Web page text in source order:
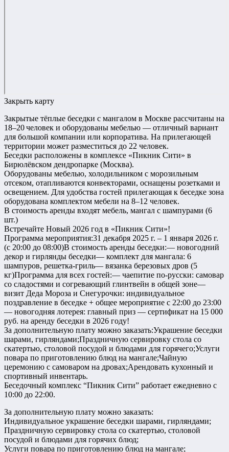
Закрыть карту
Закрытые тёплые беседки с мангалом в Москве рассчитаны на
18–20 человек и оборудованы мебелью — отличный вариант
для большой компании или корпоратива. На прилегающей
территории может разместиться до 22 человек.
Беседки расположены в комплексе «Пикник Сити» в
Бирюлёвском дендропарке (Москва).
Оборудованы мебелью, холодильником с морозильным
отсеком, отапливаются конвекторами, оснащены розетками и
освещением. Для удобства гостей прилегающая к беседке зона
оборудована комплектом мебели на 8–12 человек.
В стоимость аренды входят мебель, мангал с шампурами (6
шт.)
Встречайте Новый 2026 год в «Пикник Сити»!
Программа мероприятия:31 декабря 2025 г. – 1 января 2026 г.
(с 20:00 до 08:00)В стоимость аренды беседки:— новогодний
декор и гирлянды беседки— комплект для мангала: 6
шампуров, решетка-гриль— вязанка березовых дров (5
кг)Программа для всех гостей:— чаепитие по-русски: самовар
со сладостями и согревающий глинтвейн в общей зоне—
визит Деда Мороза и Снегурочки: индивидуальное
поздравление в беседке + общее мероприятие с 22:00 до 23:00
— новогодняя лотерея: главный приз — сертификат на 15 000
руб. на аренду беседки в 2026 году!
За дополнительную плату можно заказать:Украшение беседки
шарами, гирляндами;Праздничную сервировку стола со
скатертью, столовой посудой и блюдами для горячего;Услуги
повара по приготовлению блюд на мангале;Чайную
церемонию с самоваром на дровах;Арендовать кухонный и
спортивный инвентарь.
Беседочный комплекс “Пикник Сити” работает ежедневно с
10:00 до 22:00.
За дополнительную плату можно заказать:
Индивидуальное украшение беседки шарами, гирляндами;
Праздничную сервировку стола со скатертью, столовой
посудой и блюдами для горячих блюд;
Услуги повара по приготовлению блюд на мангале;